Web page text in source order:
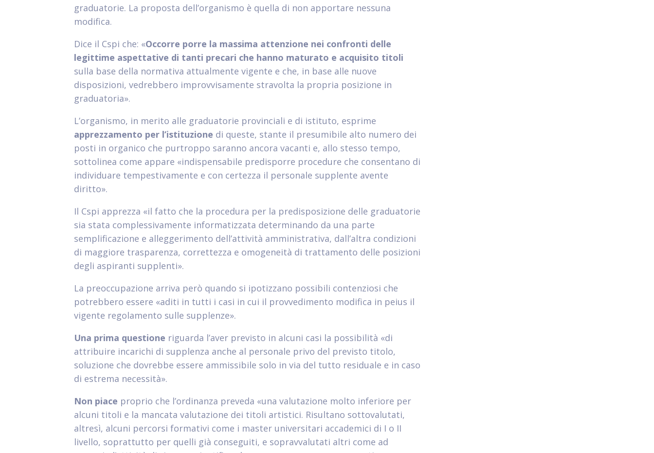
graduatorie. La proposta dell’organismo è quella di non apportare nessuna
modifica.
Dice il Cspi che: «Occorre porre la massima attenzione nei confronti delle
legittime aspettative di tanti precari che hanno maturato e acquisito titoli
sulla base della normativa attualmente vigente e che, in base alle nuove
disposizioni, vedrebbero improvvisamente stravolta la propria posizione in
graduatoria».
L’organismo, in merito alle graduatorie provinciali e di istituto, esprime
apprezzamento per l’istituzione di queste, stante il presumibile alto numero dei
posti in organico che purtroppo saranno ancora vacanti e, allo stesso tempo,
sottolinea come appare «indispensabile predisporre procedure che consentano di
individuare tempestivamente e con certezza il personale supplente avente
diritto».
Il Cspi apprezza «il fatto che la procedura per la predisposizione delle graduatorie
sia stata complessivamente informatizzata determinando da una parte
semplificazione e alleggerimento dell’attività amministrativa, dall’altra condizioni
di maggiore trasparenza, correttezza e omogeneità di trattamento delle posizioni
degli aspiranti supplenti».
La preoccupazione arriva però quando si ipotizzano possibili contenziosi che
potrebbero essere «aditi in tutti i casi in cui il provvedimento modifica in peius il
vigente regolamento sulle supplenze».
Una prima questione riguarda l’aver previsto in alcuni casi la possibilità «di
attribuire incarichi di supplenza anche al personale privo del previsto titolo,
soluzione che dovrebbe essere ammissibile solo in via del tutto residuale e in caso
di estrema necessità».
Non piace proprio che l’ordinanza preveda «una valutazione molto inferiore per
alcuni titoli e la mancata valutazione dei titoli artistici. Risultano sottovalutati,
altresì, alcuni percorsi formativi come i master universitari accademici di I o II
livello, soprattutto per quelli già conseguiti, e sopravvalutati altri come ad